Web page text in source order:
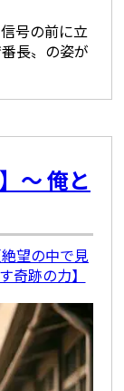
号の前に立
長〟の姿が
〜 俺と
望の中で見
奇跡の力】